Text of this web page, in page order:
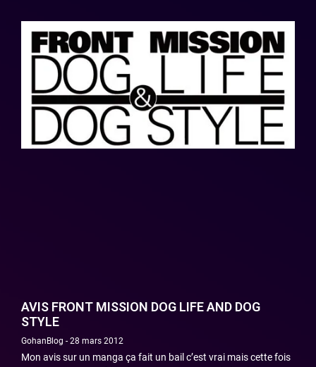
AVIS FRONT MISSION DOG LIFE AND DOG
STYLE
GohanBlog 28 mars 2012
Mon avis sur un manga ça fait un bail c’est vrai mais cette fois